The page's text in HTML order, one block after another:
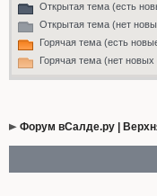
Открытая тема (есть
Открытая тема (нет
Горячая тема (есть
Горячая тема (нет новых
Форум вСалде.ру |